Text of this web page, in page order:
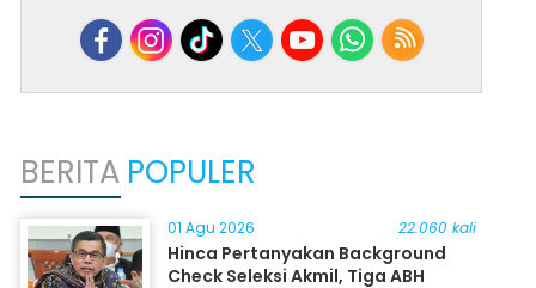
BERITA POPULER
01 Agu 2026 22.060 kali
Hinca Pertanyakan Background
Check Seleksi Akmil, Tiga ABH